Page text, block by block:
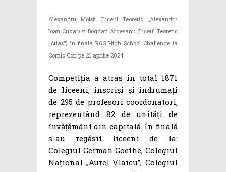
Alexandru Moisii (Liceul Teoretic „Alexandru
Ioan Cuza”) și Bogdan Argeșanu (Liceul Teoretic
„Atlas”) în finala ROG High School Challenge la
Comic Con pe 21 aprilie 2024
Competiția a atras în total 1871
de liceeni, înscriși și îndrumați
de 295 de profesori coordonatori,
reprezentând 82 de unități de
învățământ din capitală. În finală
s-au regăsit liceeni de la:
Colegiul German Goethe, Colegiul
Național „Aurel Vlaicu”, Colegiul